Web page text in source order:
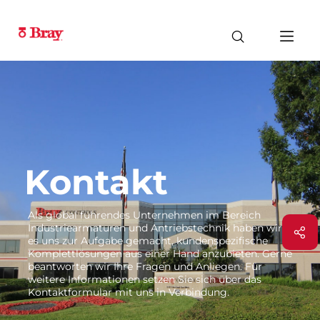
Kontakt
Als global führendes Unternehmen im Bereich
Industriearmaturen und Antriebstechnik haben wir
es uns zur Aufgabe gemacht, kundenspezifische
Komplettlösungen aus einer Hand anzubieten. Gerne
beantworten wir Ihre Fragen und Anliegen. Für
weitere Informationen setzen Sie sich über das
Kontaktformular mit uns in Verbindung.